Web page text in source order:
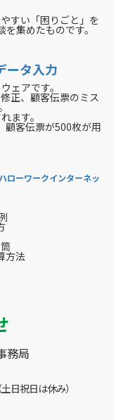
すい「困りごと」を
を集めたものです。
ータ入力
ェアです。
正、顧客伝票のミス
ます。
顧客伝票が500枚が用
ハローワークインターネッ
方法
務局
日祝日は休み）